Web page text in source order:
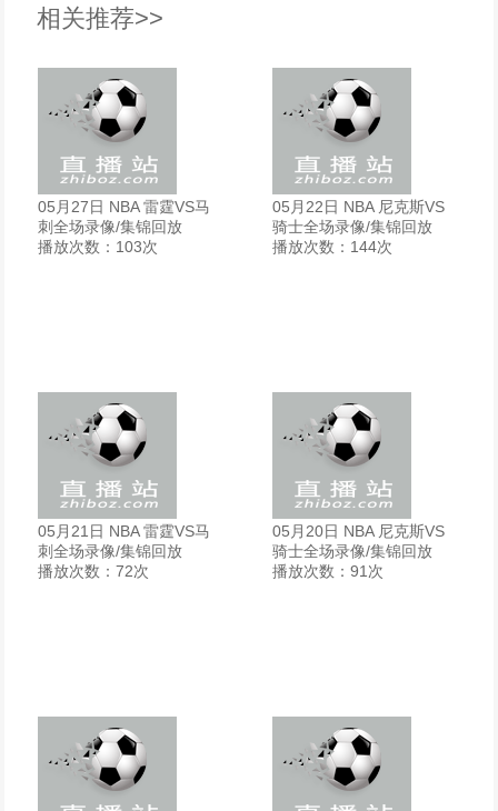
相关推荐>>
05月27日 NBA 雷霆VS马
刺全场录像/集锦回放
播放次数：103次
05月22日 NBA 尼克斯VS
骑士全场录像/集锦回放
播放次数：144次
05月21日 NBA 雷霆VS马
刺全场录像/集锦回放
播放次数：72次
05月20日 NBA 尼克斯VS
骑士全场录像/集锦回放
播放次数：91次